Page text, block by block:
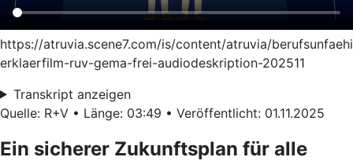
https://atruvia.scene7.com/is/content/atruvia/
erklaerfilm-ruv-gema-frei-audiodeskription-202511
Transkript anzeigen
Quelle: R+V • Länge: 03:49 • Veröffentlicht: 01.11.2025
Ein sicherer Zukunftsplan für alle